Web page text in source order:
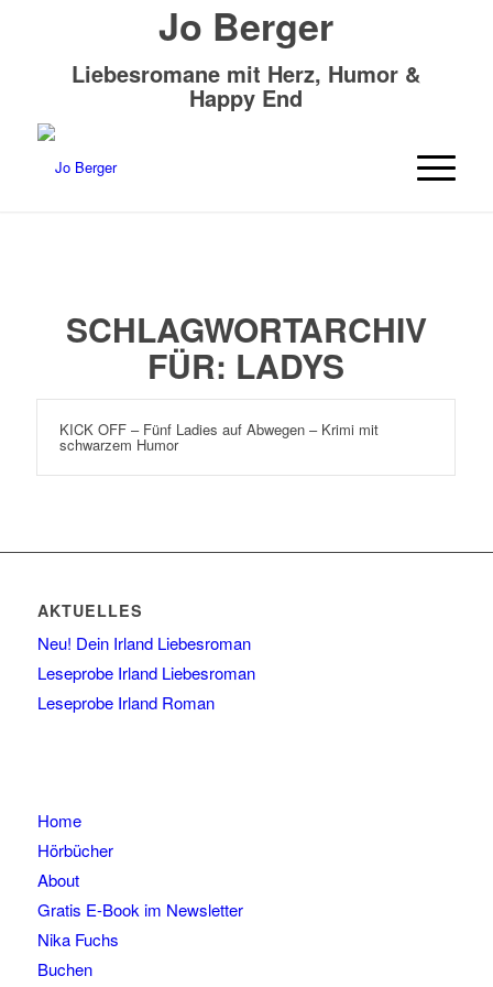
Jo Berger
Liebesromane mit Herz, Humor &
Happy End
SCHLAGWORTARCHIV
FÜR: LADYS
KICK OFF – Fünf Ladies auf Abwegen – Krimi mit
schwarzem Humor
AKTUELLES
Neu! Dein Irland Liebesroman
Leseprobe Irland Liebesroman
Leseprobe Irland Roman
Home
Hörbücher
About
Gratis E-Book im Newsletter
Nika Fuchs
Buchen